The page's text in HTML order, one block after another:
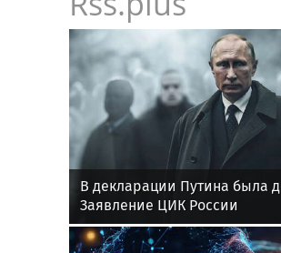
В декларации Путина была
Заявление ЦИК России